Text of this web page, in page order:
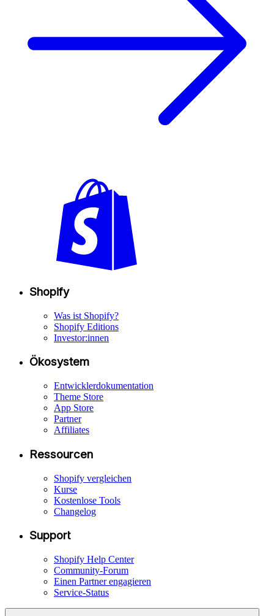
Shopify
Was ist Shopify?
Shopify Editions
Investor:innen
Ökosystem
Entwicklerdokumentation
Theme Store
App Store
Partner
Affiliates
Ressourcen
Shopify vergleichen
Kurse
Kostenlose Tools
Changelog
Support
Shopify Help Center
Community-Forum
Einen Partner engagieren
Service-Status